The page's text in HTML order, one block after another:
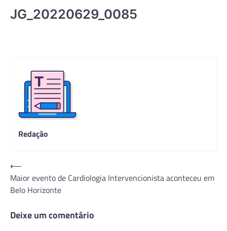
JG_20220629_0085
Redação
Navegação
de
Post
⟵
Maior evento de Cardiologia Intervencionista aconteceu em
Belo Horizonte
Deixe um comentário